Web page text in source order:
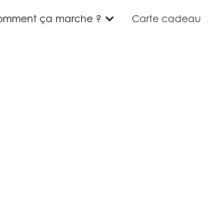
ça marche ? expand_more Carte cadeau